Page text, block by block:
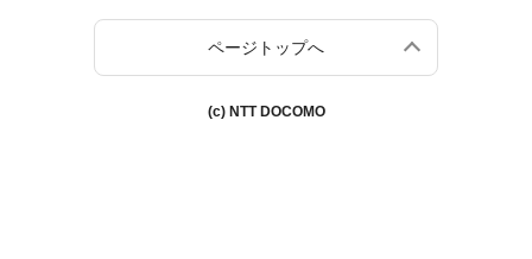
ページトップへ
(c) NTT DOCOMO